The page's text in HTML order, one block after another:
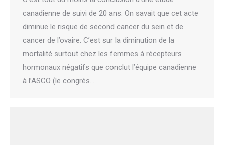
canadienne de suivi de 20 ans. On savait que cet acte
diminue le risque de second cancer du sein et de
cancer de l’ovaire. C’est sur la diminution de la
mortalité surtout chez les femmes à récepteurs
hormonaux négatifs que conclut l’équipe canadienne
à l’ASCO (le congrés…